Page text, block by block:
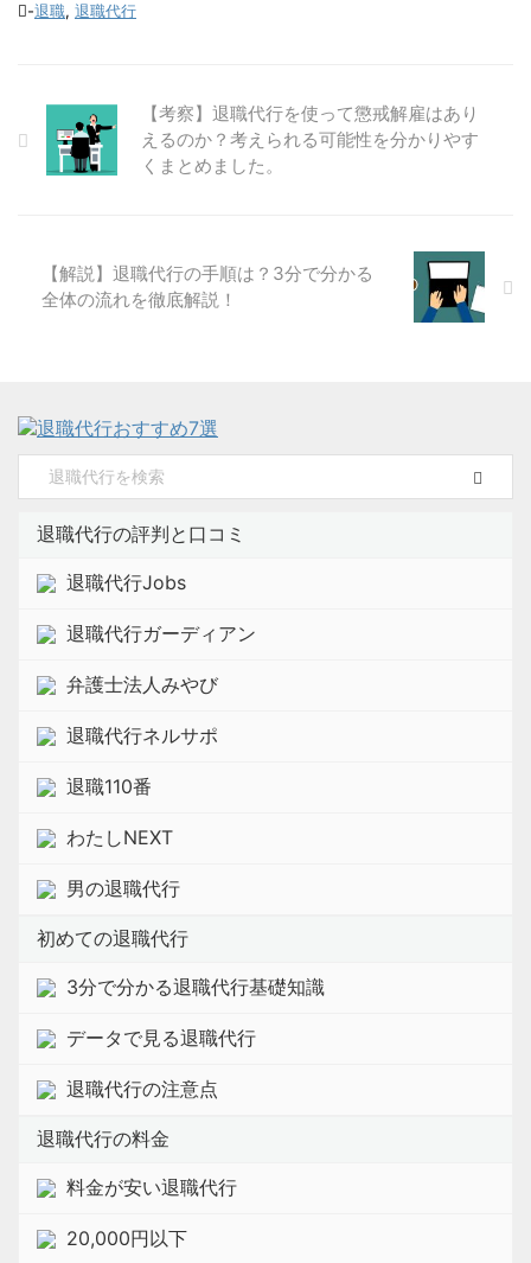
-退職, 退職代行
【考察】退職代行を使って懲戒解雇はあり
えるのか？考えられる可能性を分かりやす
くまとめました。
【解説】退職代行の手順は？3分で分かる
全体の流れを徹底解説！
退職代行の評判と口コミ
退職代行Jobs
退職代行ガーディアン
弁護士法人みやび
退職代行ネルサポ
退職110番
わたしNEXT
男の退職代行
初めての退職代行
3分で分かる退職代行基礎知識
データで見る退職代行
退職代行の注意点
退職代行の料金
料金が安い退職代行
20,000円以下